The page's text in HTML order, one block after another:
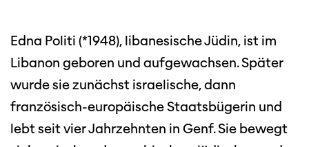
Edna Politi (*1948), libanesische Jüdin, ist im
Libanon geboren und aufgewachsen. Später
wurde sie zunächst israelische, dann
französisch-europäische Staatsbügerin und
lebt seit vier Jahrzehnten in Genf. Sie bewegt